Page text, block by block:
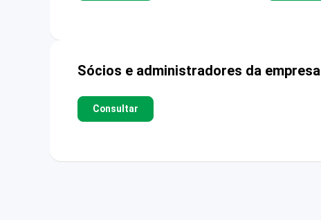
Sócios e administradores da empresa
Consultar